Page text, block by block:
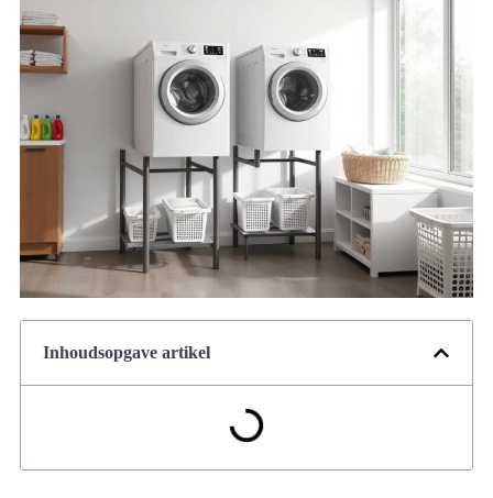
Inhoudsopgave artikel